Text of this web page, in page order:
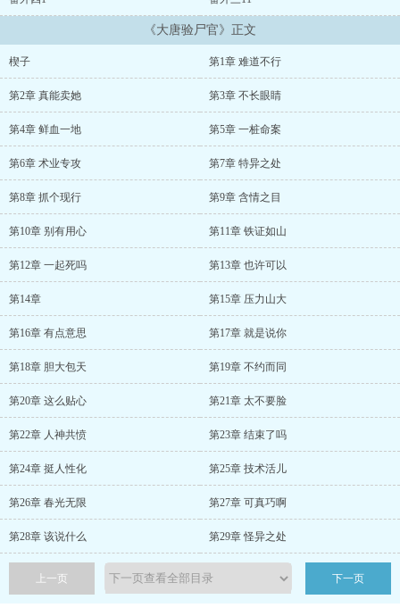
《大唐验尸官》正文
楔子 第1章 难道不行
第2章 真能卖她 第3章 不长眼睛
第4章 鲜血一地 第5章 一桩命案
第6章 术业专攻 第7章 特异之处
第8章 抓个现行 第9章 含情之目
第10章 别有用心 第11章 铁证如山
第12章 一起死吗 第13章 也许可以
第14章 第15章 压力山大
第16章 有点意思 第17章 就是说你
第18章 胆大包天 第19章 不约而同
第20章 这么贴心 第21章 太不要脸
第22章 人神共愤 第23章 结束了吗
第24章 挺人性化 第25章 技术活儿
第26章 春光无限 第27章 可真巧啊
第28章 该说什么 第29章 怪异之处
上一页 下一页